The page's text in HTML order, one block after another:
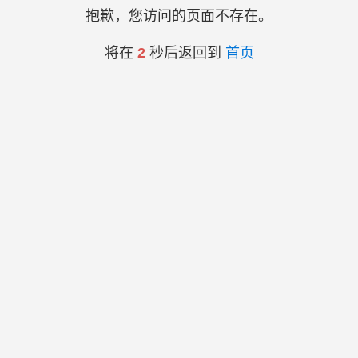
抱歉，您访问的页面不存在。
将在 2秒后返回到 首页